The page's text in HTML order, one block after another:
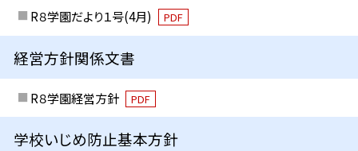
R８学園だより１号(4月) PDF
経営方針関係文書
R８学園経営方針 PDF
学校いじめ防止基本方針